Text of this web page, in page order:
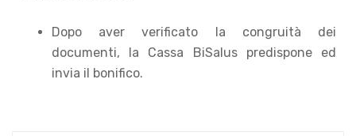
Dopo aver verificato la congruità dei
documenti, la Cassa BiSalus predispone ed
invia il bonifico.